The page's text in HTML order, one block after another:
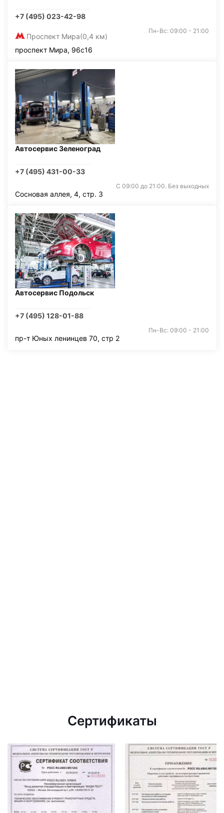
+7 (495) 023-42-98
Проспект Мира(0,4 км)
Пн-Вс: 09:00 - 21:00
проспект Мира, 96с16
Автосервис Зеленоград
+7 (495) 431-00-33
С 09:00 до 21:00. Без выходных
Сосновая аллея, 4, стр. 3
Автосервис Подольск
+7 (495) 128-01-88
Пн-Вс: 09:00 - 21:00
пр-т Юных ленинцев 70, стр 2
Сертификаты